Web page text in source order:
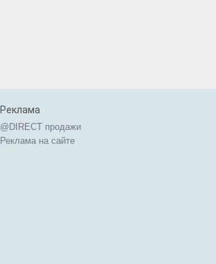
Реклама
@DIRECT продажи
Реклама на сайте